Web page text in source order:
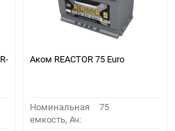
Аком REACTOR 75 Euro
Номинальная
емкость, Ач:
75